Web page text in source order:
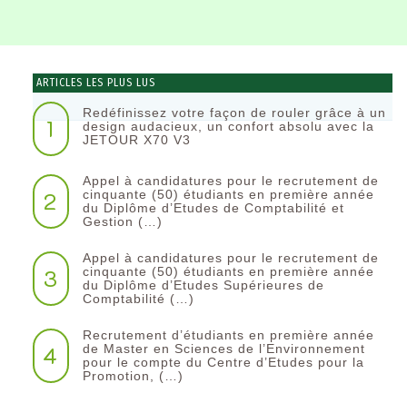
ARTICLES LES PLUS LUS
1
Redéfinissez votre façon de rouler grâce à un
design audacieux, un confort absolu avec la
JETOUR X70 V3
2
Appel à candidatures pour le recrutement de
cinquante (50) étudiants en première année
du Diplôme d’Etudes de Comptabilité et
Gestion (…)
3
Appel à candidatures pour le recrutement de
cinquante (50) étudiants en première année
du Diplôme d’Etudes Supérieures de
Comptabilité (…)
4
Recrutement d’étudiants en première année
de Master en Sciences de l’Environnement
pour le compte du Centre d’Etudes pour la
Promotion, (…)